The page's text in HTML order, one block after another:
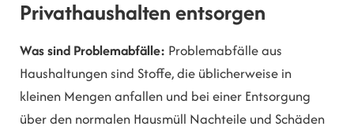
Privathaushalten entsorgen
Was sind Problemabfälle: Problemabfälle aus
Haushaltungen sind Stoffe, die üblicherweise in
kleinen Mengen anfallen und bei einer Entsorgung
über den normalen Hausmüll Nachteile und Schäden